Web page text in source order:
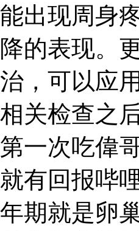
能出现周身
降的表现。
治，可以应
相关检查之
第一次吃偉
就有回报哔
年期就是卵